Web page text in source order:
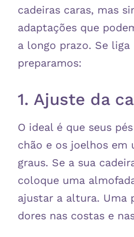
cadeiras caras, mas
adaptações que
a longo prazo. Se liga
preparamos:
1. Ajuste da
O ideal é que seus
chão e os joelhos em
graus. Se a sua
coloque uma
ajustar a altura. Uma
dores nas costas e